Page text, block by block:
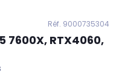
Réf. 9000735304
7600X, RTX4060,